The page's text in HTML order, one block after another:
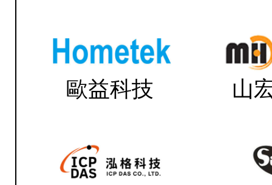
歐益科技 山